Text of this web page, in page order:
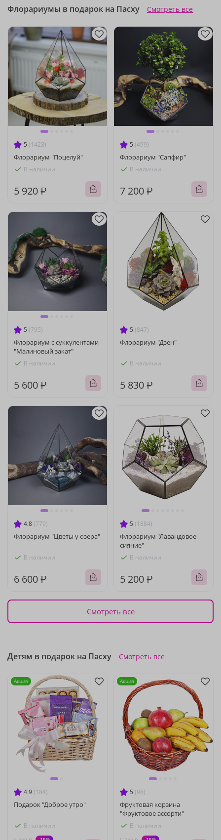
Флорариумы в подарок на Пасху Смотреть все
5 (1423)
Флорариум "Поцелуй"
В наличии
5 920 ₽
5 (499)
Флорариум "Сапфир"
В наличии
7 200 ₽
5 (795)
Флорариум с суккулентами
"Малиновый закат"
В наличии
5 600 ₽
5 (847)
Флорариум "Дзен"
В наличии
5 830 ₽
4.8 (779)
Флорариум "Цветы у озера"
В наличии
6 600 ₽
5 (1884)
Флорариум "Лавандовое
сияние"
В наличии
5 200 ₽
Смотреть все
Детям в подарок на Пасху Смотреть все
4.9 (184)
Подарок "Доброе утро"
В наличии
Акция
5 (98)
Фруктовая корзина
"Фруктовое ассорти"
В наличии
Акция